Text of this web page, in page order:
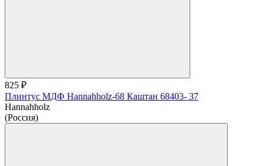
825 ₽
Плинтус МДФ Hannahholz-68 Каштан 68403- 37
Hannahholz
(Россия)